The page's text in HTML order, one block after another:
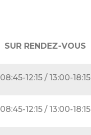
SUR RENDEZ-VOUS
08:45-12:15 / 13:00-18:15
08:45-12:15 / 13:00-18:15